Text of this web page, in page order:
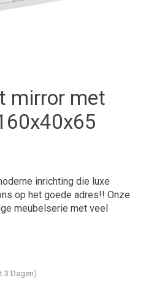
mirror met
inrichting die luxe
op het goede adres!! Onze
meubelserie met veel
is
3 Dagen)